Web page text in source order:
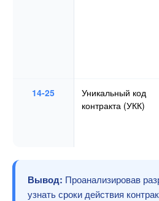
14-25
Уникальный код
контракта (УКК)
Вывод: Проанализировав
узнать сроки действия